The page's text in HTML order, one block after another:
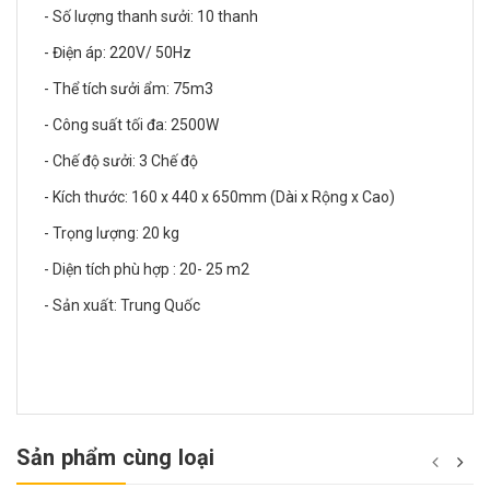
- Số lượng thanh sưởi: 10 thanh
- Điện áp: 220V/ 50Hz
- Thể tích sưởi ẩm: 75m3
- Công suất tối đa: 2500W
- Chế độ sưởi: 3 Chế độ
- Kích thước: 160 x 440 x 650mm (Dài x Rộng x Cao)
- Trọng lượng: 20 kg
- Diện tích phù hợp : 20- 25 m2
- Sản xuất: Trung Quốc
Sản phẩm cùng loại